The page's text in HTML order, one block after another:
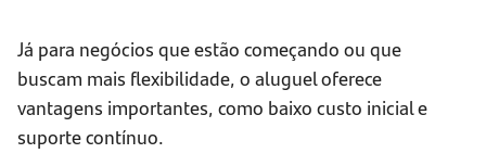
Já para negócios que estão começando ou que
buscam mais flexibilidade, o aluguel oferece
vantagens importantes, como baixo custo inicial e
suporte contínuo.